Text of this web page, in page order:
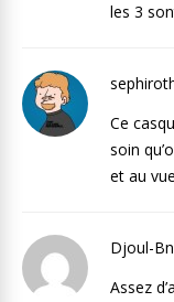
les 3
Ce
soin
et au
Djoul-
Assez